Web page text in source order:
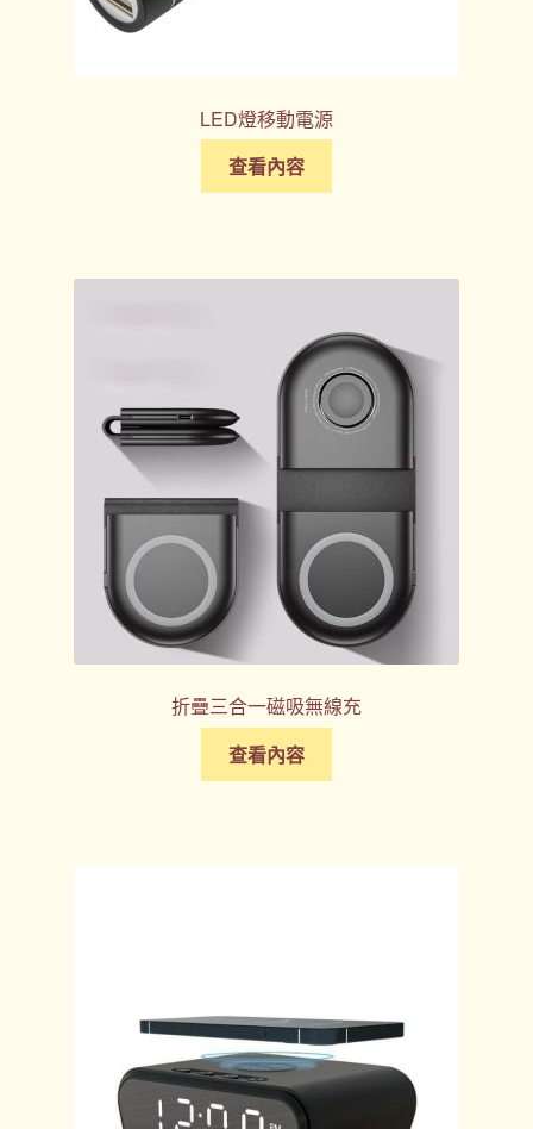
LED燈移動電源
查看內容
折疊三合一磁吸無線充
查看內容